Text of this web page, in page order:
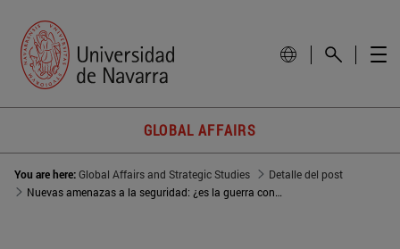
GLOBAL AFFAIRS
You are here:Global Affairs and Strategic Studies
Detalle del post
Nuevas amenazas a la seguridad: ¿es la guerra convencional una reliquia?